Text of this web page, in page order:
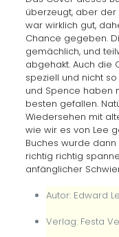
überzeugt, aber der
war wirklich gut,
Chance gegeben.
gemächlich, und
abgehakt. Auch die
speziell und nicht
und Spence haben
besten gefallen.
Wiedersehen mit
wie wir es von Lee
Buches wurde
richtig richtig
anfänglicher
Autor: Edward
Verlag: Festa